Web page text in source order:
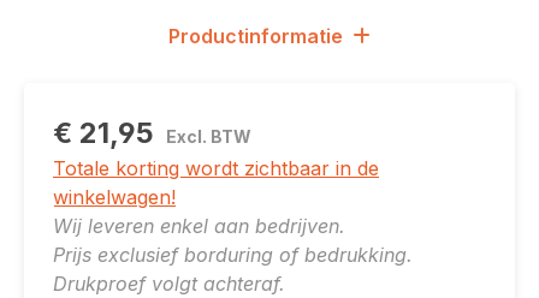
Productinformatie
€ 21,95 Excl. BTW
Totale korting wordt zichtbaar in de
winkelwagen!
Wij leveren enkel aan bedrijven.
Prijs exclusief borduring of bedrukking.
Drukproef volgt achteraf.